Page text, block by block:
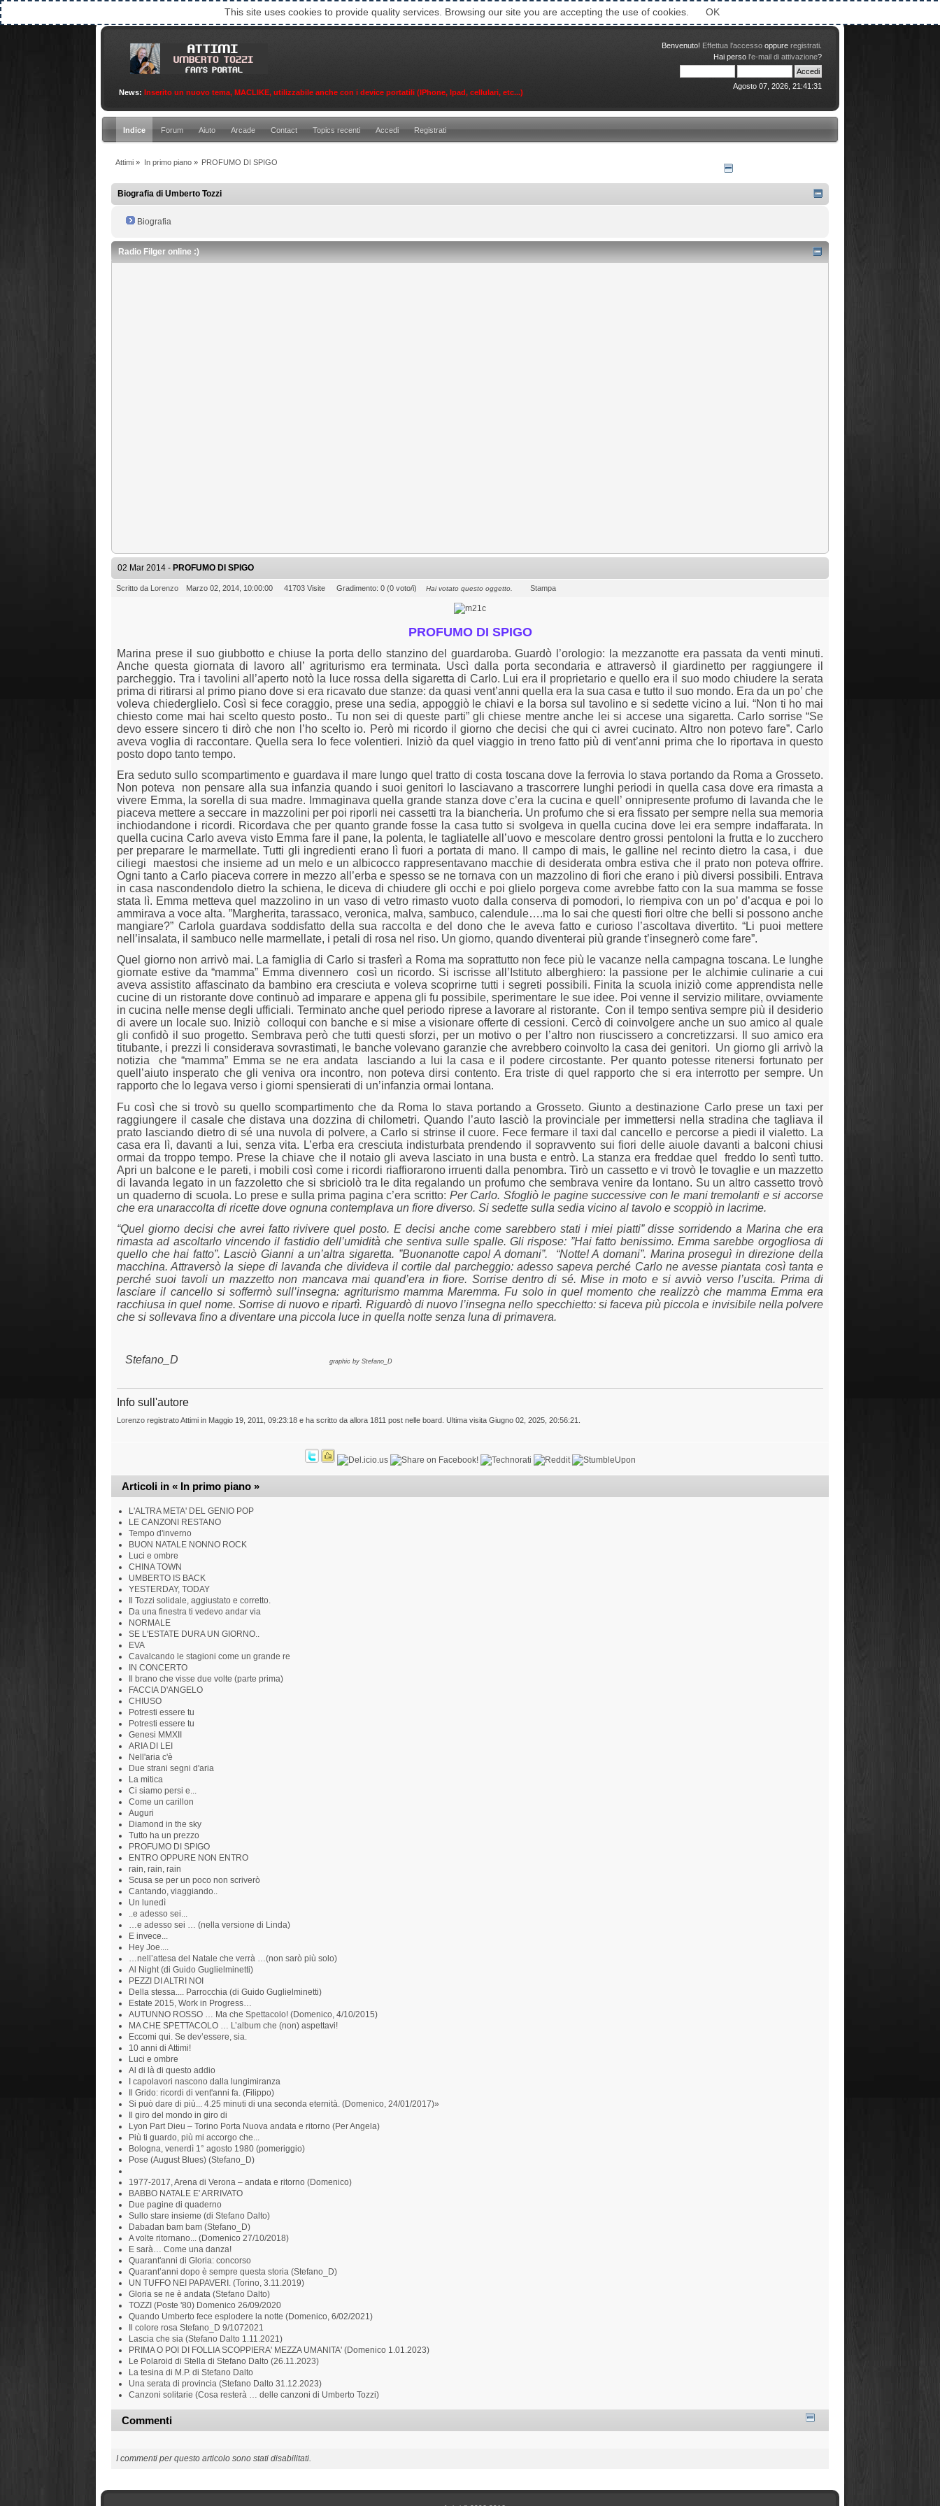
Benvenuto! Effettua l'accesso oppure registrati
Hai perso l'e-mail di attivazione?
Agosto 07, 2026, 21:41:31
News: Inserito un nuovo tema, MACLIKE, utilizzabile anche con i device portatili (IPhone, Ipad, cellulari, etc...)
Indice Forum Aiuto Arcade Contact Topics recenti Accedi Registrati
Attimi » In primo piano» PROFUMO DI SPIGO
Biografia di Umberto Tozzi
Biografia
Radio Filger online :)
02 Mar 2014 - PROFUMO DI SPIGO
Scritto da Lorenzo Marzo 02, 2014, 10:00:00 41703 Visite Gradimento: 0 (0 voto/i) Hai votato questo oggetto. Stampa
PROFUMO DI SPIGO
Marina prese il suo giubbotto e chiuse la porta dello stanzino del guardaroba. Guardò l’orologio: la mezzanotte era passata da venti minuti.
Anche questa giornata di lavoro all’ agriturismo era terminata. Uscì dalla porta secondaria e attraversò il giardinetto per raggiungere il
parcheggio. Tra i tavolini all’aperto notò la luce rossa della sigaretta di Carlo. Lui era il proprietario e quello era il suo modo chiudere la serata
prima di ritirarsi al primo piano dove si era ricavato due stanze: da quasi vent’anni quella era la sua casa e tutto il suo mondo. Era da un po’ che
voleva chiederglielo. Così si fece coraggio, prese una sedia, appoggiò le chiavi e la borsa sul tavolino e si sedette vicino a lui. “Non ti ho mai
chiesto come mai hai scelto questo posto.. Tu non sei di queste parti” gli chiese mentre anche lei si accese una sigaretta. Carlo sorrise “Se
devo essere sincero ti dirò che non l’ho scelto io. Però mi ricordo il giorno che decisi che qui ci avrei cucinato. Altro non potevo fare”. Carlo
aveva voglia di raccontare. Quella sera lo fece volentieri. Iniziò da quel viaggio in treno fatto più di vent’anni prima che lo riportava in questo
posto dopo tanto tempo.
Era seduto sullo scompartimento e guardava il mare lungo quel tratto di costa toscana dove la ferrovia lo stava portando da Roma a Grosseto.
Non poteva
non pensare alla sua infanzia quando i suoi genitori lo lasciavano a trascorrere lunghi periodi in quella casa dove era rimasta a
vivere Emma, la sorella di sua madre. Immaginava quella grande stanza dove c’era la cucina e quell’ onnipresente profumo di lavanda che le
piaceva mettere a seccare in mazzolini per poi riporli nei cassetti tra la biancheria. Un profumo che si era fissato per sempre nella sua memoria
inchiodandone i ricordi. Ricordava che per quanto grande fosse la casa tutto si svolgeva in quella cucina dove lei era sempre indaffarata. In
quella cucina Carlo aveva visto Emma fare il pane, la polenta, le tagliatelle all’uovo e mescolare dentro grossi pentoloni la frutta e lo zucchero
per preparare le marmellate. Tutti gli ingredienti erano lì fuori a portata di mano. Il campo di mais, le galline nel recinto dietro la casa, i
due
ciliegi
maestosi che insieme ad un melo e un albicocco rappresentavano macchie di desiderata ombra estiva che il prato non poteva offrire.
Ogni tanto a Carlo piaceva correre in mezzo all’erba e spesso se ne tornava con un mazzolino di fiori che erano i più diversi possibili. Entrava
in casa nascondendolo dietro la schiena, le diceva di chiudere gli occhi e poi glielo porgeva come avrebbe fatto con la sua mamma se fosse
stata lì. Emma metteva quel mazzolino in un vaso di vetro rimasto vuoto dalla conserva di pomodori, lo riempiva con un po’ d’acqua e poi lo
ammirava a voce alta. ”Margherita, tarassaco, veronica, malva, sambuco, calendule….ma lo sai che questi fiori oltre che belli si possono anche
mangiare?” Carlola guardava soddisfatto della sua raccolta e del dono che le aveva fatto e curioso l’ascoltava divertito. “Li puoi mettere
nell’insalata, il sambuco nelle marmellate, i petali di rosa nel riso. Un giorno, quando diventerai più grande t’insegnerò come fare”.
Quel giorno non arrivò mai. La famiglia di Carlo si trasferì a Roma ma soprattutto non fece più le vacanze nella campagna toscana. Le lunghe
giornate estive da “mamma” Emma divennero
così un ricordo. Si iscrisse all’Istituto alberghiero: la passione per le alchimie culinarie a cui
aveva assistito affascinato da bambino era cresciuta e voleva scoprirne tutti i segreti possibili. Finita la scuola iniziò come apprendista nelle
cucine di un ristorante dove continuò ad imparare e appena gli fu possibile, sperimentare le sue idee. Poi venne il servizio militare, ovviamente
in cucina nelle mense degli ufficiali. Terminato anche quel periodo riprese a lavorare al ristorante. Con il tempo sentiva sempre più il desiderio
di avere un locale suo. Iniziò colloqui con banche e si mise a visionare offerte di cessioni. Cercò di coinvolgere anche un suo amico al quale
gli confidò il suo progetto. Sembrava però che tutti questi sforzi, per un motivo o per l’altro non riuscissero a concretizzarsi. Il suo amico era
titubante, i prezzi li considerava sovrastimati, le banche volevano garanzie che avrebbero coinvolto la casa dei genitori. Un giorno gli arrivò la
notizia
che “mamma” Emma se ne era andata
lasciando a lui la casa e il podere circostante. Per quanto potesse ritenersi fortunato per
quell’aiuto insperato che gli veniva ora incontro, non poteva dirsi contento. Era triste di quel rapporto che si era interrotto per sempre. Un
rapporto che lo legava verso i giorni spensierati di un’infanzia ormai lontana.
Fu così che si trovò su quello scompartimento che da Roma lo stava portando a Grosseto. Giunto a destinazione Carlo prese un taxi per
raggiungere il casale che distava una dozzina di chilometri. Quando l’auto lasciò la provinciale per immettersi nella stradina che tagliava il
prato lasciando dietro di sé una nuvola di polvere, a Carlo si strinse il cuore. Fece fermare il taxi dal cancello e percorse a piedi il vialetto. La
casa era lì, davanti a lui, senza vita. L’erba era cresciuta indisturbata prendendo il sopravvento sui fiori delle aiuole davanti a balconi chiusi
ormai da troppo tempo. Prese la chiave che il notaio gli aveva lasciato in una busta e entrò. La stanza era freddae quel
freddo lo sentì tutto.
Apri un balcone e le pareti, i mobili così come i ricordi riaffiorarono irruenti dalla penombra. Tirò un cassetto e vi trovò le tovaglie e un mazzetto
di lavanda legato in un fazzoletto che si sbriciolò tra le dita regalando un profumo che sembrava venire da lontano. Su un altro cassetto trovò
un quaderno di scuola. Lo prese e sulla prima pagina c’era scritto: Per Carlo. Sfogliò le pagine successive con le mani tremolanti e si accorse
che era unaraccolta di ricette dove ognuna contemplava un fiore diverso. Si sedette sulla sedia vicino al tavolo e scoppiò in lacrime.
“Quel giorno decisi che avrei fatto rivivere quel posto. E decisi anche come sarebbero stati i miei piatti” disse sorridendo a Marina che era
rimasta ad ascoltarlo vincendo il fastidio dell’umidità che sentiva sulle spalle. Gli rispose: ”Hai fatto benissimo. Emma sarebbe orgogliosa di
quello che hai fatto”. Lasciò Gianni a un’altra sigaretta. ”Buonanotte capo! A domani”.
“Notte! A domani”. Marina proseguì in direzione della
macchina. Attraversò la siepe di lavanda che divideva il cortile dal parcheggio: adesso sapeva perché Carlo ne avesse piantata così tanta e
perché suoi tavoli un mazzetto non mancava mai quand’era in fiore. Sorrise dentro di sé. Mise in moto e si avviò verso l’uscita. Prima di
lasciare il cancello si soffermò sull’insegna: agriturismo mamma Maremma. Fu solo in quel momento che realizzò che mamma Emma era
racchiusa in quel nome. Sorrise di nuovo e ripartì. Riguardò di nuovo l’insegna nello specchietto: si faceva più piccola e invisibile nella polvere
che si sollevava fino a diventare una piccola luce in quella notte senza luna di primavera.
Stefano_D graphic by Stefano_D
Info sull'autore
Lorenzo registrato Attimi in Maggio 19, 2011, 09:23:18 e ha scritto da allora 1811 post nelle board. Ultima visita Giugno 02, 2025, 20:56:21.
Articoli in « In primo piano »
L'ALTRA META' DEL GENIO POP
LE CANZONI RESTANO
Tempo d'inverno
BUON NATALE NONNO ROCK
Luci e ombre
CHINA TOWN
UMBERTO IS BACK
YESTERDAY, TODAY
Il Tozzi solidale, aggiustato e corretto.
Da una finestra ti vedevo andar via
NORMALE
SE L'ESTATE DURA UN GIORNO..
EVA
Cavalcando le stagioni come un grande re
IN CONCERTO
Il brano che visse due volte (parte prima)
FACCIA D'ANGELO
CHIUSO
Potresti essere tu
Potresti essere tu
Genesi MMXII
ARIA DI LEI
Nell'aria c'è
Due strani segni d'aria
La mitica
Ci siamo persi e...
Come un carillon
Auguri
Diamond in the sky
Tutto ha un prezzo
PROFUMO DI SPIGO
ENTRO OPPURE NON ENTRO
rain, rain, rain
Scusa se per un poco non scriverò
Cantando, viaggiando..
Un lunedì
..e adesso sei...
…e adesso sei … (nella versione di Linda)
E invece...
Hey Joe....
…nell’attesa del Natale che verrà …(non sarò più solo)
Al Night (di Guido Guglielminetti)
PEZZI DI ALTRI NOI
Della stessa.... Parrocchia (di Guido Guglielminetti)
Estate 2015, Work in Progress…
AUTUNNO ROSSO … Ma che Spettacolo! (Domenico, 4/10/2015)
MA CHE SPETTACOLO … L’album che (non) aspettavi!
Eccomi qui. Se dev’essere, sia.
10 anni di Attimi!
Luci e ombre
Al di là di questo addio
I capolavori nascono dalla lungimiranza
Il Grido: ricordi di vent'anni fa. (Filippo)
Si può dare di più... 4.25 minuti di una seconda eternità. (Domenico, 24/01/2017)»
Il giro del mondo in giro di
Lyon Part Dieu – Torino Porta Nuova andata e ritorno (Per Angela)
Più ti guardo, più mi accorgo che...
Bologna, venerdì 1° agosto 1980 (pomeriggio)
Pose (August Blues) (Stefano_D)
1977-2017, Arena di Verona – andata e ritorno (Domenico)
BABBO NATALE E' ARRIVATO
Due pagine di quaderno
Sullo stare insieme (di Stefano Dalto)
Dabadan bam bam (Stefano_D)
A volte ritornano... (Domenico 27/10/2018)
E sarà… Come una danza!
Quarant'anni di Gloria: concorso
Quarant’anni dopo è sempre questa storia (Stefano_D)
UN TUFFO NEI PAPAVERI. (Torino, 3.11.2019)
Gloria se ne è andata (Stefano Dalto)
TOZZI (Poste '80) Domenico 26/09/2020
Quando Umberto fece esplodere la notte (Domenico, 6/02/2021)
Il colore rosa Stefano_D 9/1072021
Lascia che sia (Stefano Dalto 1.11.2021)
PRIMA O POI DI FOLLIA SCOPPIERA' MEZZA UMANITA' (Domenico 1.01.2023)
Le Polaroid di Stella di Stefano Dalto (26.11.2023)
La tesina di M.P. di Stefano Dalto
Una serata di provincia (Stefano Dalto 31.12.2023)
Canzoni solitarie (Cosa resterà … delle canzoni di Umberto Tozzi)
Commenti
I commenti per questo articolo sono stati disabilitati.
This site uses cookies to provide quality services. Browsing our site you are accepting the use of cookies. OK